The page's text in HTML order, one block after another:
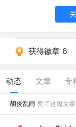
获得徽章 6
动态 文章 专
胡炎乱雨 赞了这篇文章